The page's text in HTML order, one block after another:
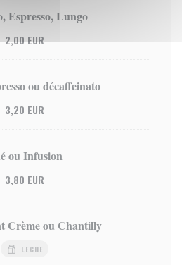
Espresso, Lungo
2,00 EUR
ou décaffeinato
3,20 EUR
ou Infusion
3,80 EUR
Crème ou Chantilly
LECHE